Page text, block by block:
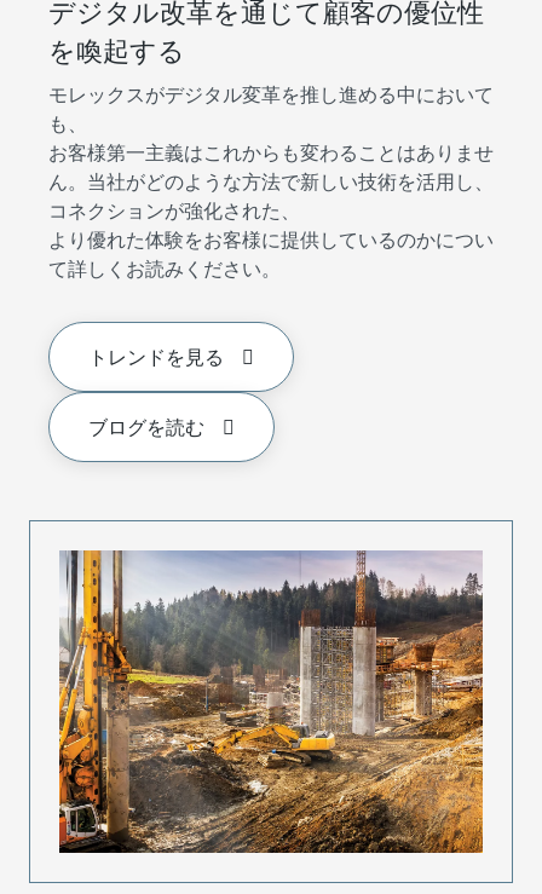
デジタル改革を通じて顧客の優位性
を喚起する
モレックスがデジタル変革を推し進める中において
も、
お客様第一主義はこれからも変わることはありませ
ん。当社がどのような方法で新しい技術を活用し、
コネクションが強化された、
より優れた体験をお客様に提供しているのかについ
て詳しくお読みください。
トレンドを見る
ブログを読む